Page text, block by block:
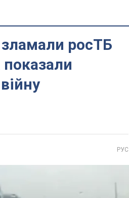
зламали росТБ
РУС